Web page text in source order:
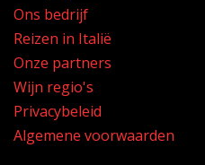
Ons bedrijf
Reizen in Italië
Onze partners
Wijn regio's
Privacybeleid
Algemene voorwaarden